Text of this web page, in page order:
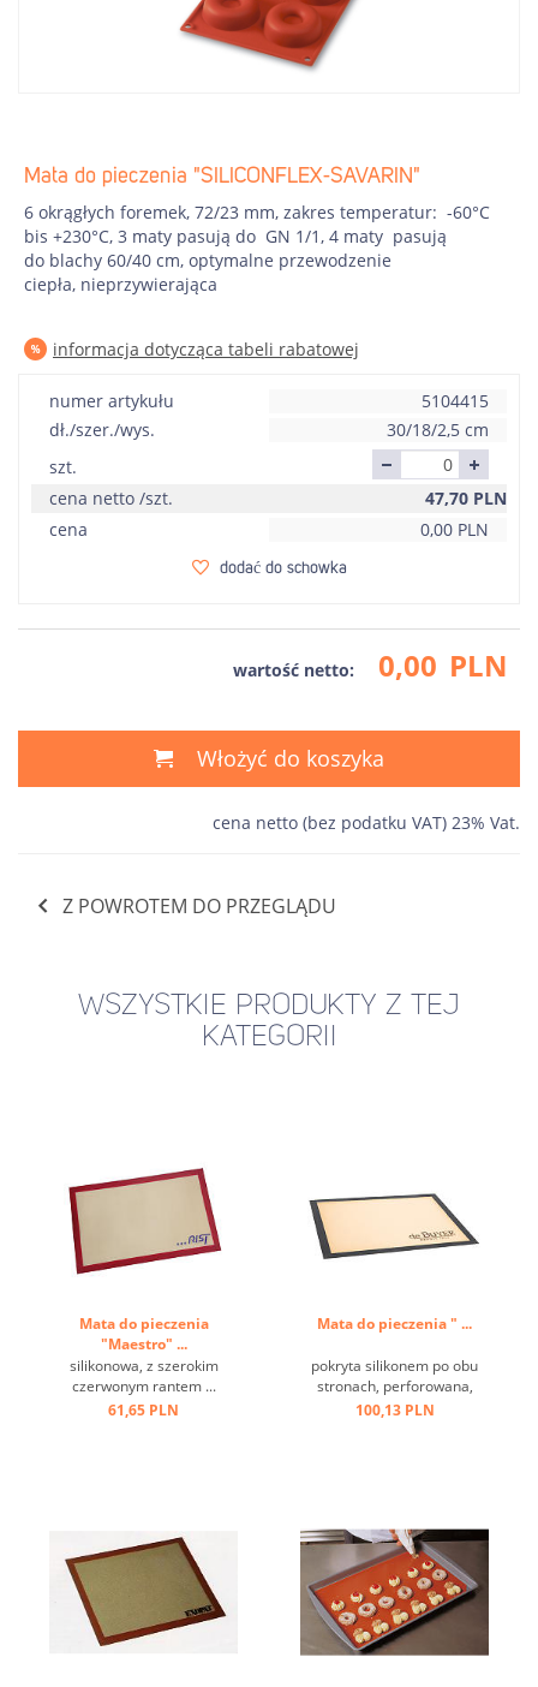
Mata do pieczenia "SILICONFLEX-SAVARIN"
6 okrągłych foremek, 72/23 mm, zakres temperatur: -60°C
bis +230°C, 3 maty pasują do GN 1/1, 4 maty pasują
do blachy 60/40 cm, optymalne przewodzenie
ciepła, nieprzywierająca
informacja dotycząca tabeli rabatowej
numer artykułu
5104415
dł./szer./wys.
30/18/2,5 cm
szt.
cena netto /szt.
47,70 PLN
cena
0,00 PLN
dodać do schowka
wartość netto: 0,00 PLN
Włożyć do koszyka
cena netto (bez podatku VAT) 23% Vat.
Z POWROTEM DO PRZEGLĄDU
WSZYSTKIE PRODUKTY Z TEJ
KATEGORII
Mata do pieczenia
"Maestro" ...
silikonowa, z szerokim
czerwonym rantem ...
61,65 PLN
Mata do pieczenia " ...
pokryta silikonem po obu
stronach, perforowana,
idealna do pieczenia chleba,
100,13 PLN